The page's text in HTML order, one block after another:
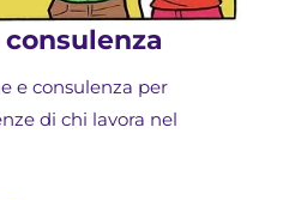
e consulenza per
di chi lavora nel